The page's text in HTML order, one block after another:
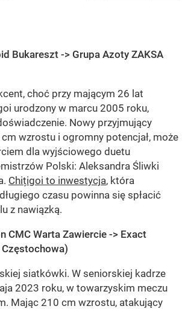
Bukareszt -> Grupa Azoty ZAKSA
choć przy mającym 26 lat
urodzony w marcu 2005 roku,
Nowy przyjmujący
cm wzrostu i ogromny potencjał, może
dla wyjściowego duetu
Polski: Aleksandra Śliwki
Chițigoi to inwestycja, która
czasu powinna się spłacić
z nawiązką.
CMC Warta Zawiercie -> Exact
siatkówki. W seniorskiej kadrze
2023 roku, w towarzyskim meczu
Mając 210 cm wzrostu, atakujący